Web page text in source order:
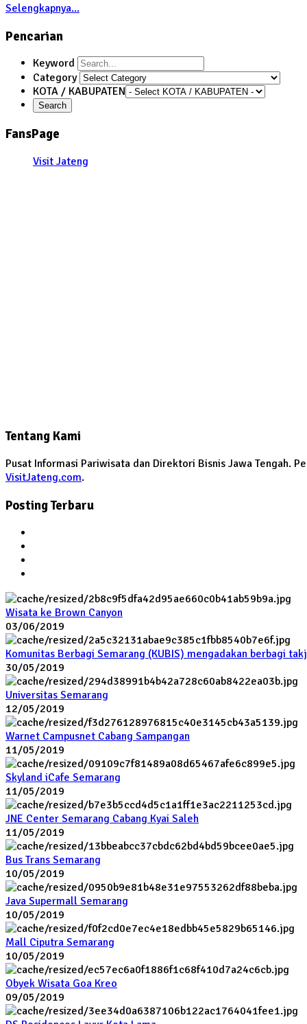
Selengkapnya...
Pencarian
Keyword
Category
KOTA / KABUPATEN
FansPage
Visit Jateng
Tentang Kami
Pusat Informasi Pariwisata dan Direktori Bisnis Jawa Tengah.
VisitJateng.com.
Posting Terbaru
Wisata ke Brown Canyon
03/06/2019
Komunitas Berbagi Semarang (KUBIS) mengadakan berbagi
30/05/2019
Universitas Semarang
12/05/2019
Warnet Campusnet Cabang Sampangan
11/05/2019
Skyland iCafe Semarang
11/05/2019
JNE Center Semarang Cabang Kyai Saleh
11/05/2019
Bus Trans Semarang
10/05/2019
Java Supermall Semarang
10/05/2019
Mall Ciputra Semarang
10/05/2019
Obyek Wisata Goa Kreo
09/05/2019